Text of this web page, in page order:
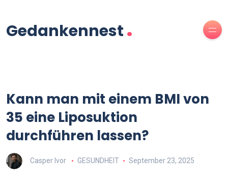
Gedankennest.
Kann man mit einem BMI von
35 eine Liposuktion
durchführen lassen?
Casper Ivor GESUNDHEIT September 23, 2025